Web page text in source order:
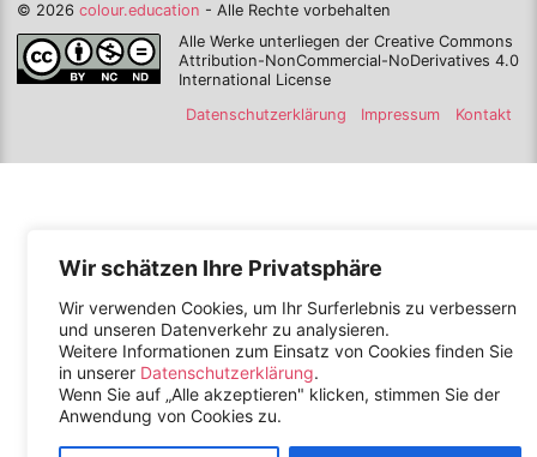
Wir schätzen Ihre Privatsphäre
Wir verwenden Cookies, um Ihr Surferlebnis zu verbessern
und unseren Datenverkehr zu analysieren.
Weitere Informationen zum Einsatz von Cookies finden Sie
in unserer Datenschutzerklärung.
Wenn Sie auf „Alle akzeptieren" klicken, stimmen Sie der
Anwendung von Cookies zu.
© 2026 colour.education - Alle Rechte vorbehalten
Alle Werke unterliegen der Creative Commons
Attribution-NonCommercial-NoDerivatives 4.0
International License
Datenschutzerklärung
Impressum Kontakt